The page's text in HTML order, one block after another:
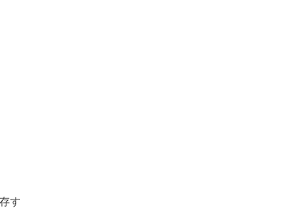
す